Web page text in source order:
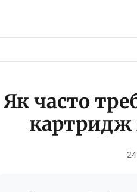
Як часто
картридж